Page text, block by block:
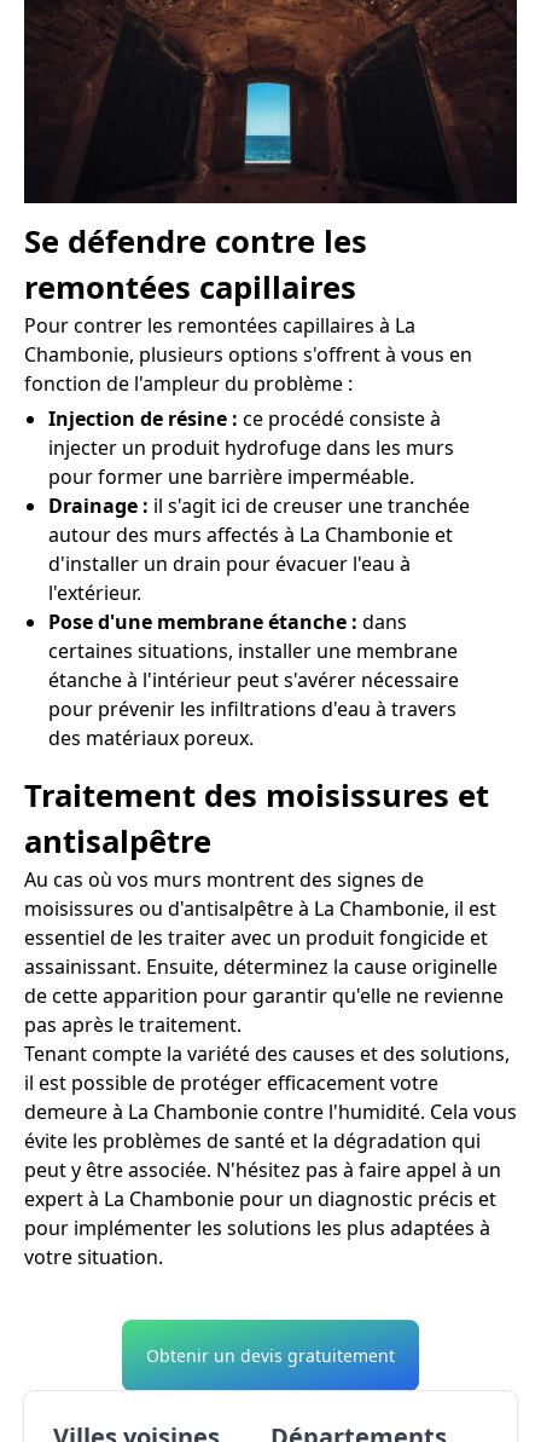
Se défendre contre les
remontées capillaires
Pour contrer les remontées capillaires à La
Chambonie, plusieurs options s'offrent à vous en
fonction de l'ampleur du problème :
Injection de résine : ce procédé consiste à
injecter un produit hydrofuge dans les murs
pour former une barrière imperméable.
Drainage : il s'agit ici de creuser une tranchée
autour des murs affectés à La Chambonie et
d'installer un drain pour évacuer l'eau à
l'extérieur.
Pose d'une membrane étanche : dans
certaines situations, installer une membrane
étanche à l'intérieur peut s'avérer nécessaire
pour prévenir les infiltrations d'eau à travers
des matériaux poreux.
Traitement des moisissures et
antisalpêtre
Au cas où vos murs montrent des signes de
moisissures ou d'antisalpêtre à La Chambonie, il est
essentiel de les traiter avec un produit fongicide et
assainissant. Ensuite, déterminez la cause originelle
de cette apparition pour garantir qu'elle ne revienne
pas après le traitement.
Tenant compte la variété des causes et des solutions,
il est possible de protéger efficacement votre
demeure à La Chambonie contre l'humidité. Cela vous
évite les problèmes de santé et la dégradation qui
peut y être associée. N'hésitez pas à faire appel à un
expert à La Chambonie pour un diagnostic précis et
pour implémenter les solutions les plus adaptées à
votre situation.
Obtenir un devis gratuitement